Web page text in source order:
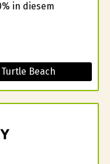
in diesem
Beach